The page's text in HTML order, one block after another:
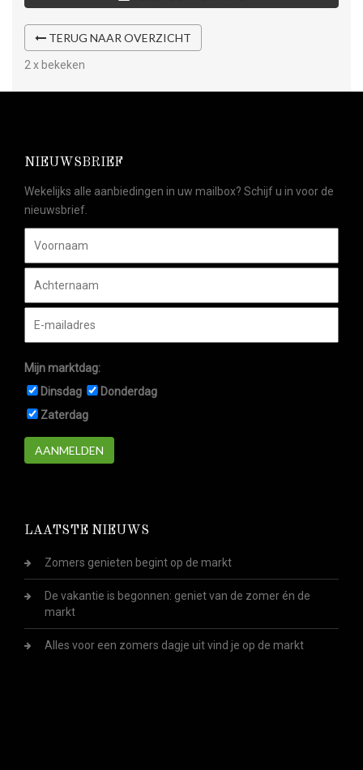
TERUG NAAR OVERZICHT
2 x bekeken
NIEUWSBRIEF
Wekelijks alle aanbiedingen in uw mailbox? Schijf u in voor de
nieuwsbrief.
Mijn marktdag:
Dinsdag
Donderdag
Zaterdag
AANMELDEN
LAATSTE NIEUWS
Zomers genieten begint op de markt
De vakantie is begonnen: geniet van de zomer én de
markt
Alles voor een zomers dagje uit vind je op de markt